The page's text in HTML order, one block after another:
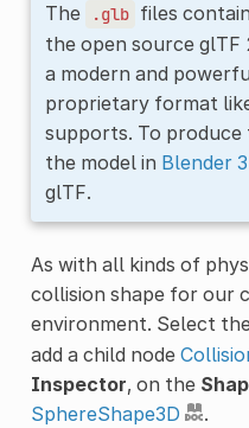
The
.glb files
the open source
a modern and
proprietary format
supports. To produce
the model in Blender
glTF.
As with all kinds of
collision shape for our
environment. Select
add a child node
Inspector, on the
SphereShape3D
.